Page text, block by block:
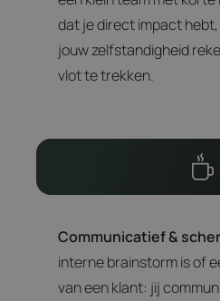
dat je direct impact
jouw zelfstandigheid
vlot te trekken.
Communicatief &
interne brainstorm is of
van een klant: jij